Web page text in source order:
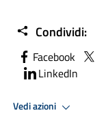
Condividi:
Facebook
LinkedIn
Vedi azioni